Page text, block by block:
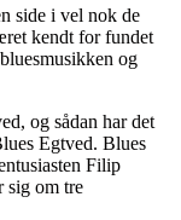
side i vel nok de
kendt for fundet
og
og sådan har det
Egtved. Blues
Filip
sig om tre